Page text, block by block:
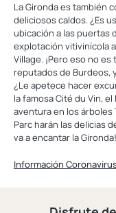
La Gironda es también
deliciosos caldos. ¿Es
ubicación a las puertas
explotación vitivinícola
Village. ¡Pero eso no
reputados de Burdeos,
¿Le apetece hacer
la famosa Cité du Vin,
aventura en los árboles
Parc harán las delicias
va a encantar la Gironda!
Información